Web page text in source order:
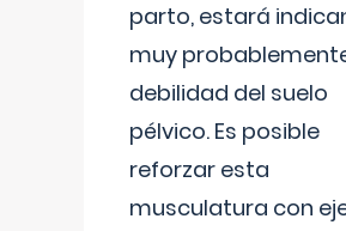
parto, estará
muy
debilidad del suelo
pélvico. Es posible
reforzar esta
musculatura con